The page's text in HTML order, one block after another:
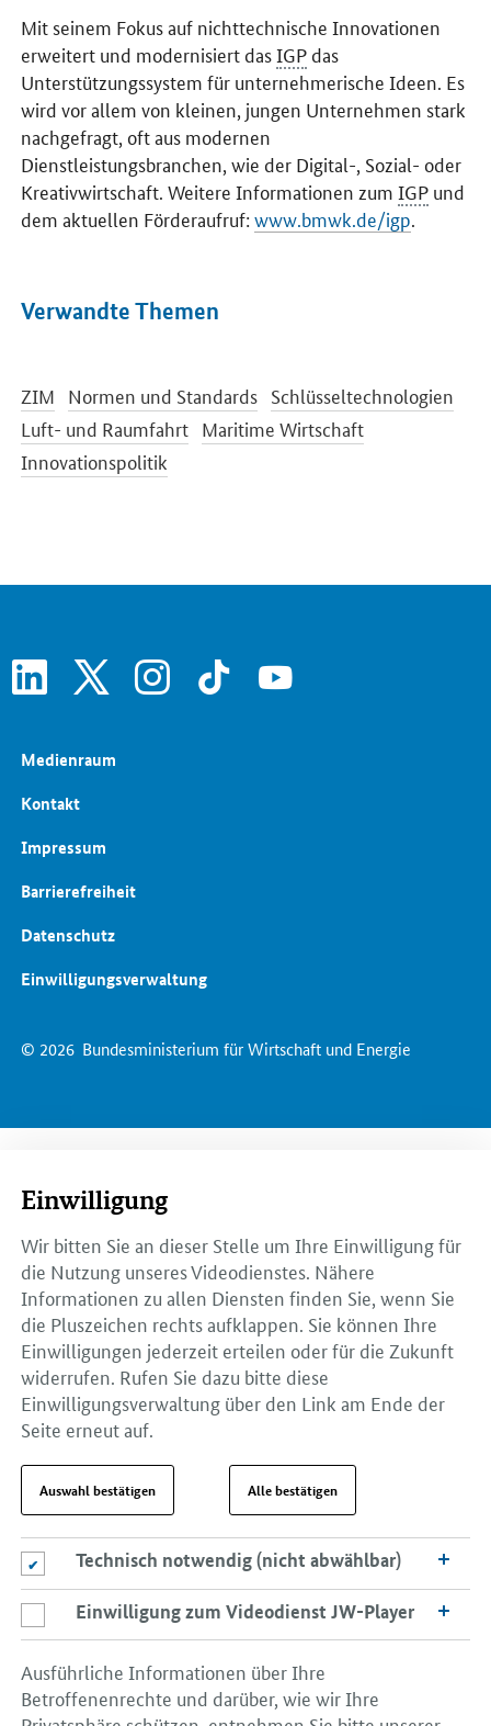
Mit seinem Fokus auf nichttechnische Innovationen
erweitert und modernisiert dasIGP das
Unterstützungssystem für unternehmerische Ideen. Es
wird vor allem von kleinen, jungen Unternehmen stark
nachgefragt, oft aus modernen
Dienstleistungsbranchen, wie der Digital-, Sozial- oder
Kreativwirtschaft. Weitere Informationen zumIGP und
dem aktuellen Förderaufruf:www.bmwk.de/igp.
Verwandte Themen
ZIM Normen und Standards Schlüsseltechnologien
Luft- und Raumfahrt Maritime Wirtschaft
Innovationspolitik
linkedin instagram tiktok youtube
© 2026 Bundesministerium für Wirtschaft und Energie
Medienraum
Kontakt
Impressum
Barrierefreiheit
Datenschutz
Einwilligungsverwaltung
Einwilligung
Wir bitten Sie an dieser Stelle um Ihre Einwilligung für
die Nutzung unseres Videodienstes. Nähere
Informationen zu allen Diensten finden Sie, wenn Sie
die Pluszeichen rechts aufklappen. Sie können Ihre
Einwilligungen jederzeit erteilen oder für die Zukunft
widerrufen. Rufen Sie dazu bitte diese
Einwilligungsverwaltung über den Link am Ende der
Seite erneut auf.
Auswahl bestätigen Alle bestätigen
Technisch notwendig (nicht abwählbar)
Technisch notwendig (nicht abwählbar)
Einwilligung zum Videodienst JW-Player
Einwilligung zum Videodienst JW-Player
Ausführliche Informationen über Ihre
Betroffenenrechte und darüber, wie wir Ihre